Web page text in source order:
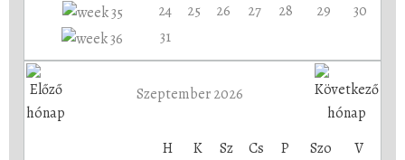
24
25 26 27 28 29
30
31
Szeptember 2026
H K Sz Cs P Szo
V